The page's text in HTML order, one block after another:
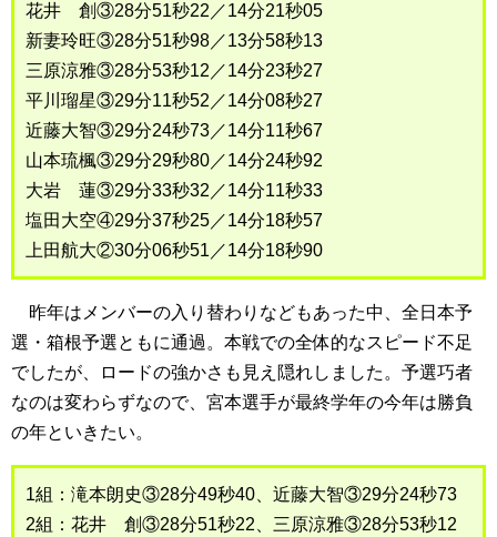
花井 創③28分51秒22／14分21秒05
新妻玲旺③28分51秒98／13分58秒13
三原涼雅③28分53秒12／14分23秒27
平川瑠星③29分11秒52／14分08秒27
近藤大智③29分24秒73／14分11秒67
山本琉楓③29分29秒80／14分24秒92
大岩 蓮③29分33秒32／14分11秒33
塩田大空④29分37秒25／14分18秒57
上田航大②30分06秒51／14分18秒90
昨年はメンバーの入り替わりなどもあった中、全日本予
選・箱根予選ともに通過。本戦での全体的なスピード不足
でしたが、ロードの強かさも見え隠れしました。予選巧者
なのは変わらずなので、宮本選手が最終学年の今年は勝負
の年といきたい。
1組：滝本朗史③28分49秒40、近藤大智③29分24秒73
2組：花井 創③28分51秒22、三原涼雅③28分53秒12